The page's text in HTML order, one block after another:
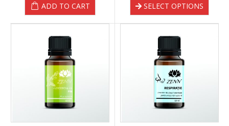
ADD TO CART SELECT OPTIONS